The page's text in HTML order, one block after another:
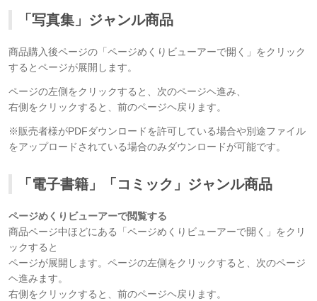
「写真集」ジャンル商品
商品購入後ページの「ページめくりビューアーで開く」をクリック
するとページが展開します。
ページの左側をクリックすると、次のページヘ進み、
右側をクリックすると、前のページヘ戻ります。
※販売者様がPDFダウンロードを許可している場合や別途ファイル
をアップロードされている場合のみダウンロードが可能です。
「電子書籍」「コミック」ジャンル商品
ページめくりビューアーで閲覧する
商品ページ中ほどにある「ページめくりビューアーで開く」をクリ
ックすると
ページが展開します。ページの左側をクリックすると、次のページ
ヘ進みます。
右側をクリックすると、前のページヘ戻ります。